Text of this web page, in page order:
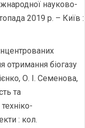
науково-
2019 р. – Київ :
отримання біогазу
О. І. Семенова,
та
: кол.